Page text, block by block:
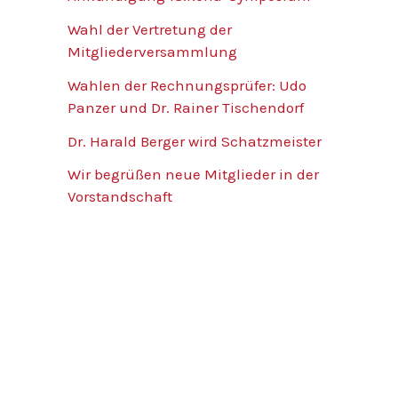
Wahl der Vertretung der
Mitgliederversammlung
Wahlen der Rechnungsprüfer: Udo
Panzer und Dr. Rainer Tischendorf
Dr. Harald Berger wird Schatzmeister
Wir begrüßen neue Mitglieder in der
Vorstandschaft